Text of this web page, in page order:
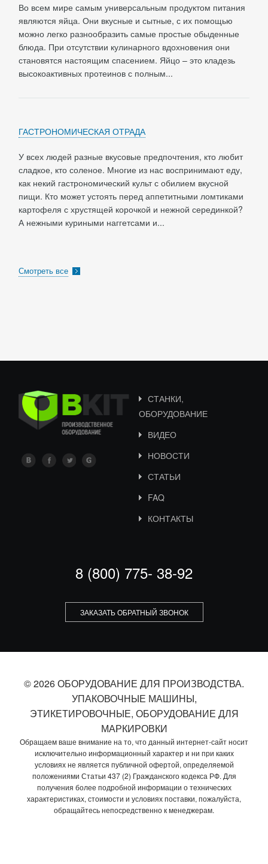
Во всем мире самым универсальным продуктом питания
являются яйца. Они вкусные и сытные, с их помощью
можно легко разнообразить самые простые обыденные
блюда. При отсутствии кулинарного вдохновения они
становятся настоящим спасением. Яйцо – это кладезь
высокоактивных протеинов с полным...
ГАСТРОНОМИЧЕСКАЯ ОТРАДА
У всех людей разные вкусовые предпочтения, кто любит
сладкое, кто соленое. Многие из нас воспринимают еду,
как некий гастрономический культ с обилием вкусной
пищи. Кто может устоять перед аппетитными ломтиками
картофеля с хрустящей корочкой и нежной серединкой?
А нежными куриными наггетсами и...
Смотреть все
СТАНКИ,
ОБОРУДОВАНИЕ
ВИДЕО
НОВОСТИ
СТАТЬИ
FAQ
КОНТАКТЫ
8 (800) 775- 38-92
ЗАКАЗАТЬ ОБРАТНЫЙ ЗВОНОК
© 2026 ОБОРУДОВАНИЕ ДЛЯ ПРОИЗВОДСТВА.
УПАКОВОЧНЫЕ МАШИНЫ,
ЭТИКЕТИРОВОЧНЫЕ, ОБОРУДОВАНИЕ ДЛЯ
МАРКИРОВКИ
Обращаем ваше внимание на то, что данный интернет-сайт носит
исключительно информационный характер и ни при каких
условиях не является публичной офертой, определяемой
положениями Статьи 437 (2) Гражданского кодекса РФ. Для
получения более подробной информации о технических
характеристиках, стоимости и условиях поставки, пожалуйста,
обращайтесь непосредственно к менеджерам.